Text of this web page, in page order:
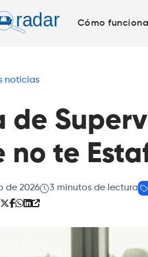
Cómo funciona
noticias
de
no te
de 2026 3 minutos de lectura